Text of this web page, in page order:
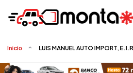
Inicio LUIS MANUEL AUTO IMPORT,